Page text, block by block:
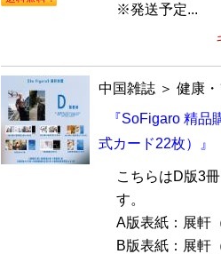
※発送予定...
中国雑誌 ＞ 健康
『SoFigaro 精
式カード22枚）』
こちらはD版3
す。
A版表紙：展軒
B版表紙：展軒